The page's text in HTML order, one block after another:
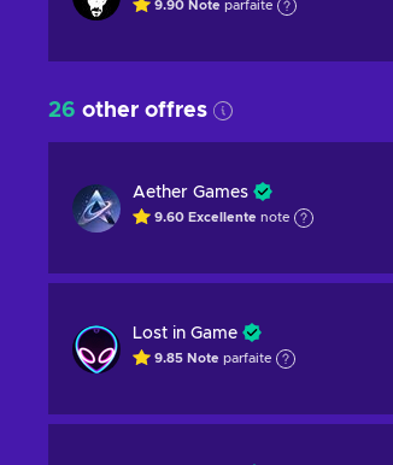
9.90 Note parfaite
26 other offres
Aether Games
9.60 Excellente note
Lost in Game
9.85 Note parfaite